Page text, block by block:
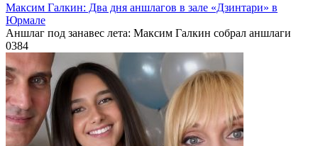
Максим Галкин: Два дня аншлагов в зале «Дзинтари» в
Юрмале
Аншлаг под занавес лета: Максим Галкин собрал аншлаги
0384